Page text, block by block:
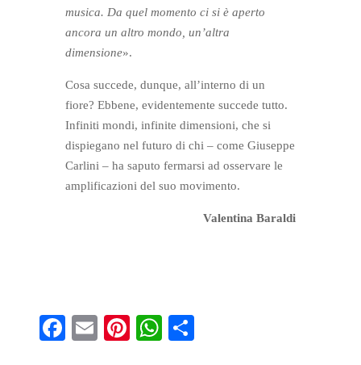
musica. Da quel momento ci si è aperto
ancora un altro mondo, un’altra
dimensione».
Cosa succede, dunque, all’interno di un
fiore? Ebbene, evidentemente succede tutto.
Infiniti mondi, infinite dimensioni, che si
dispiegano nel futuro di chi – come Giuseppe
Carlini – ha saputo fermarsi ad osservare le
amplificazioni del suo movimento.
Valentina Baraldi
Fa E
Pi
W